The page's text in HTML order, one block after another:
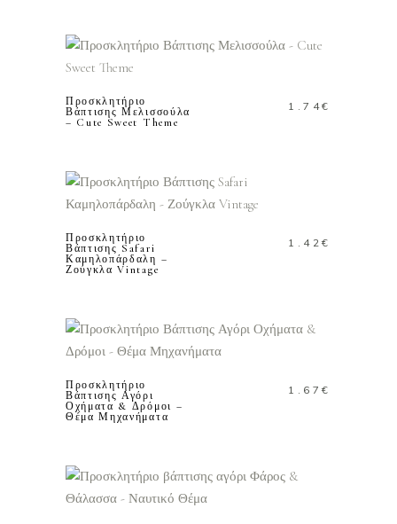
ΠΡΟΣΘΗΚΗ ΣΤΟ
Προσκλητήριο
Βάπτισης Μελισσούλα
– Cute Sweet Theme
1.74€
ΠΡΟΣΘΗΚΗ ΣΤΟ
Προσκλητήριο
Βάπτισης Safari
Καμηλοπάρδαλη –
Ζούγκλα Vintage
1.42€
ΠΡΟΣΘΗΚΗ ΣΤΟ
Προσκλητήριο
Βάπτισης Αγόρι
Οχήματα & Δρόμοι –
Θέμα Μηχανήματα
1.67€
ΠΡΟΣΘΗΚΗ ΣΤΟ